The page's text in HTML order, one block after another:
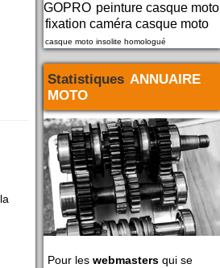
GOPRO peinture casque moto
fixation caméra casque moto
casque moto insolite homologué
Statistiques ANNUAIRE
MOTO
Pour les webmasters qui se